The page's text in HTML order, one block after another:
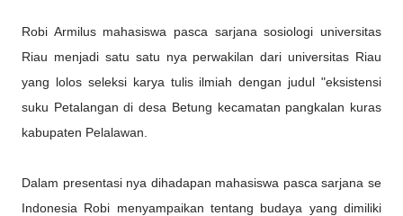
Robi Armilus mahasiswa pasca sarjana sosiologi universitas
Riau menjadi satu satu nya perwakilan dari universitas Riau
yang lolos seleksi karya tulis ilmiah dengan judul "eksistensi
suku Petalangan di desa Betung kecamatan pangkalan kuras
kabupaten Pelalawan.
Dalam presentasi nya dihadapan mahasiswa pasca sarjana se
Indonesia Robi menyampaikan tentang budaya yang dimiliki